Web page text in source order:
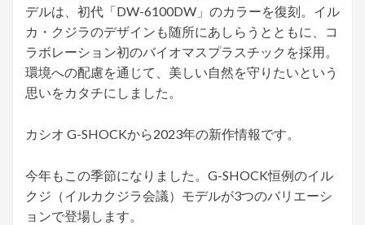
デルは、初代「DW-6100DW」のカラーを復刻。イル
カ・クジラのデザインも随所にあしらうとともに、コ
ラボレーション初のバイオマスプラスチックを採用。
環境への配慮を通じて、美しい自然を守りたいという
思いをカタチにしました。
カシオ G-SHOCKから2023年の新作情報です。
今年もこの季節になりました。G-SHOCK恒例のイル
クジ（イルカクジラ会議）モデルが3つのバリエーシ
ョンで登場します。